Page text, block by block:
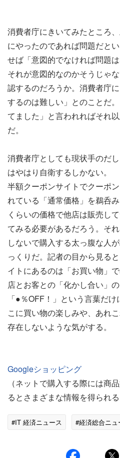
消費者庁にきいてみたところ
にやったのであれば問題だと
せば「意図的でなければ問題
それが意図的なのかそうじゃ
認するのだろうか。消費者庁
するのは難しい」とのことだ
てました」と言われればそれ
だ。
消費者庁としても現状手のだ
はやはり自衛するしかない。
半額クーポンサイトでクーポ
れている「通常価格」を鵜呑
くらいの価格で他店は販売し
てみる必要があるだろう。そ
しないで購入する太っ腹な人
っくりだ。記者の目から見る
イトにあるのは「お買い物」
店とお客との「化かし合い」の
「●％OFF！」という言葉だ
こに買い物の楽しみや、あれ
存在しないような気がする。
Googleショッピング
（ネットで購入する際には商
るとさまざまな情報を得られる
#IT 経済ニュース #経済総合ニュ